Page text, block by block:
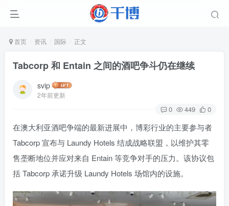
首页 资讯 国际 正文
Tabcorp 和 Entain 之间的酒吧争斗仍在继续
svip
2年前更新
0 449 0
在澳大利亚酒吧争端的最新进展中，博彩行业的主要参与者
Tabcorp 宣布与 Laundy Hotels 结成战略联盟，以维护其零
售垄断地位并应对来自 Entain 等竞争对手的压力。该协议包
括 Tabcorp 承诺升级 Laundy Hotels 场馆内的设施。